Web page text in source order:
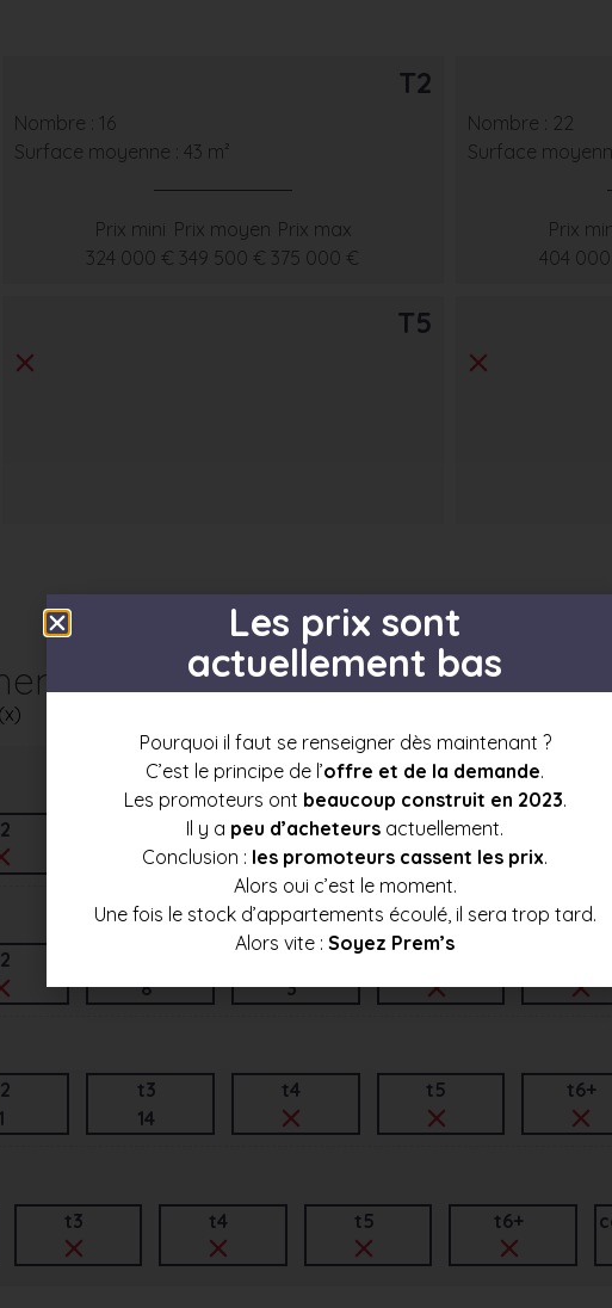
T2
Nombre : 16
Surface moyenne : 43 m²
Prix mini
324 000 €
Prix moyen
349 500 €
Prix max
375 000 €
Nombre : 22
Surface
Prix
404
T5
par étage
t4
7
t5
8
3
1
t3
14
t4 t5 t6+
t3 t4 t5 t6+
Les prix sont
actuellement bas
Pourquoi il faut se renseigner dès maintenant ?
C’est le principe de l’offre et de la demande.
Les promoteurs ont beaucoup construit en 2023.
Il y a peu d’acheteurs actuellement.
Conclusion : les promoteurs cassent les prix.
Alors oui c’est le moment.
Une fois le stock d’appartements écoulé, il sera trop tard.
Alors vite : Soyez Prem’s